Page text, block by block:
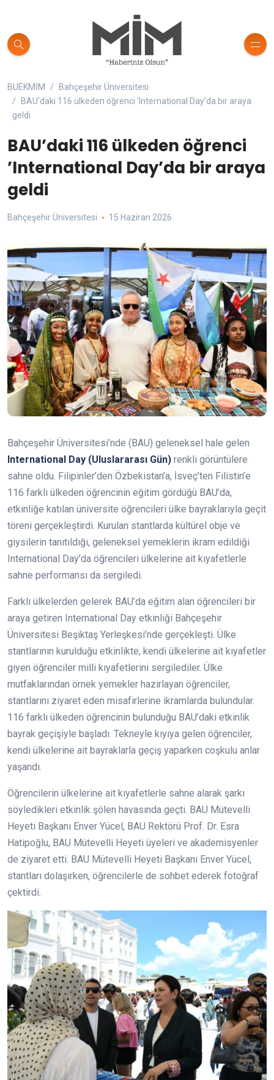
BUEKMİM
Bahçeşehir Üniversitesi
BAU’daki 116 ülkeden öğrenci ’International Day’da bir araya
geldi
BAU’daki 116 ülkeden öğrenci
’International Day’da bir araya
geldi
Bahçeşehir Üniversitesi 15 Haziran 2026
Bahçeşehir Üniversitesi’nde (BAU) geleneksel hale gelen
International Day (Uluslararası Gün) renkli görüntülere
sahne oldu. Filipinler’den Özbekistan’a, İsveç’ten Filistin’e
116 farklı ülkeden öğrencinin eğitim gördüğü BAU’da,
etkinliğe katılan üniversite öğrencileri ülke bayraklarıyla geçit
töreni gerçekleştirdi. Kurulan stantlarda kültürel obje ve
giysilerin tanıtıldığı, geleneksel yemeklerin ikram edildiği
International Day’da öğrencileri ülkelerine ait kıyafetlerle
sahne performansı da sergiledi.
Farklı ülkelerden gelerek BAU’da eğitim alan öğrencileri bir
araya getiren International Day etkinliği Bahçeşehir
Üniversitesi Beşiktaş Yerleşkesi’nde gerçekleşti. Ülke
stantlarının kurulduğu etkinlikte, kendi ülkelerine ait kıyafetler
giyen öğrenciler milli kıyafetlerini sergilediler. Ülke
mutfaklarından örnek yemekler hazırlayan öğrenciler,
stantlarını ziyaret eden misafirlerine ikramlarda bulundular.
116 farklı ülkeden öğrencinin bulunduğu BAU’daki etkinlik
bayrak geçişiyle başladı. Tekneyle kıyıya gelen öğrenciler,
kendi ülkelerine ait bayraklarla geçiş yaparken coşkulu anlar
yaşandı.
Öğrencilerin ülkelerine ait kıyafetlerle sahne alarak şarkı
söyledikleri etkinlik şölen havasında geçti. BAU Mütevelli
Heyeti Başkanı Enver Yücel, BAU Rektörü Prof. Dr. Esra
Hatipoğlu, BAU Mütevelli Heyeti üyeleri ve akademisyenler
de ziyaret etti. BAU Mütevelli Heyeti Başkanı Enver Yücel,
stantları dolaşırken, öğrencilerle de sohbet ederek fotoğraf
çektirdi.